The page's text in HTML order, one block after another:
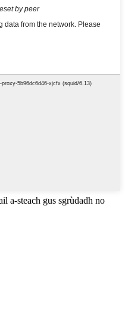
a-steach gus sgrùdadh no